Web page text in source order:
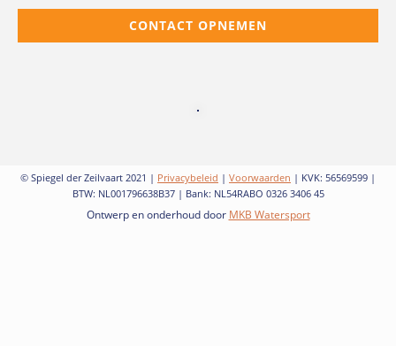
CONTACT OPNEMEN
© Spiegel der Zeilvaart 2021 | Privacybeleid | Voorwaarden | KVK: 56569599 |
BTW: NL001796638B37 | Bank: NL54RABO 0326 3406 45
Ontwerp en onderhoud door MKB Watersport